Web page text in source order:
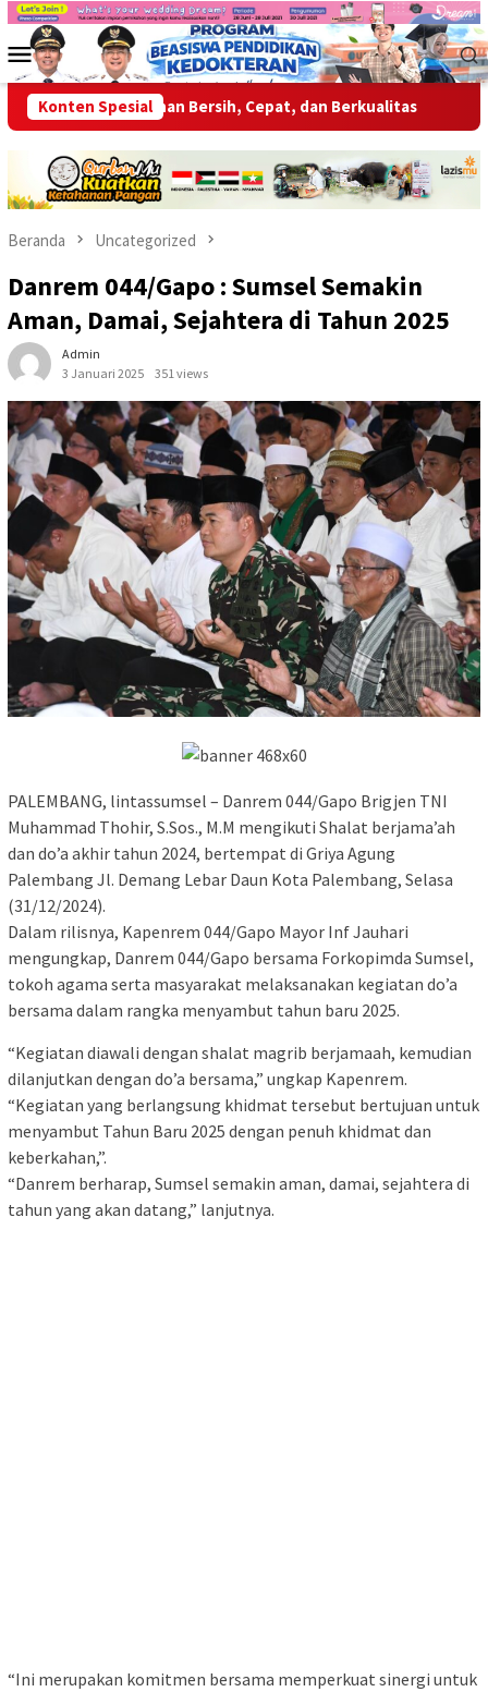
Loncat
kontenMenu
Mobile
Konten Spesial
Layanan Bersih, Cepat, dan Berkualitas Wabup
Beranda Uncategorized
Danrem 044/Gapo : Sumsel Semakin
Aman, Damai, Sejahtera di Tahun 2025
Admin
3 Januari 2025
351 views
PALEMBANG, lintassumsel – Danrem 044/Gapo Brigjen TNI
Muhammad Thohir, S.Sos., M.M mengikuti Shalat berjama’ah
dan do’a akhir tahun 2024, bertempat di Griya Agung
Palembang Jl. Demang Lebar Daun Kota Palembang, Selasa
(31/12/2024).
Dalam rilisnya, Kapenrem 044/Gapo Mayor Inf Jauhari
mengungkap, Danrem 044/Gapo bersama Forkopimda Sumsel,
tokoh agama serta masyarakat melaksanakan kegiatan do’a
bersama dalam rangka menyambut tahun baru 2025.
“Kegiatan diawali dengan shalat magrib berjamaah, kemudian
dilanjutkan dengan do’a bersama,” ungkap Kapenrem.
“Kegiatan yang berlangsung khidmat tersebut bertujuan untuk
menyambut Tahun Baru 2025 dengan penuh khidmat dan
keberkahan,”.
“Danrem berharap, Sumsel semakin aman, damai, sejahtera di
tahun yang akan datang,” lanjutnya.
“Ini merupakan komitmen bersama memperkuat sinergi untuk